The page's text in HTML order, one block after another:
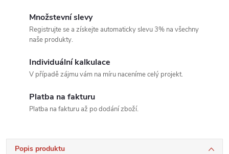
Množstevní slevy
Registrujte se a získejte automaticky slevu 3% na všechny
naše produkty.
Individuální kalkulace
V případě zájmu vám na míru naceníme celý projekt.
Platba na fakturu
Platba na fakturu až po dodání zboží.
Popis produktu